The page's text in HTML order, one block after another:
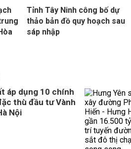
Tỉnh Tây Ninh công bố dự
thảo bản đồ quy hoạch sau
sáp nhập
áp dụng 10 chính
thù đầu tư Vành
Nội